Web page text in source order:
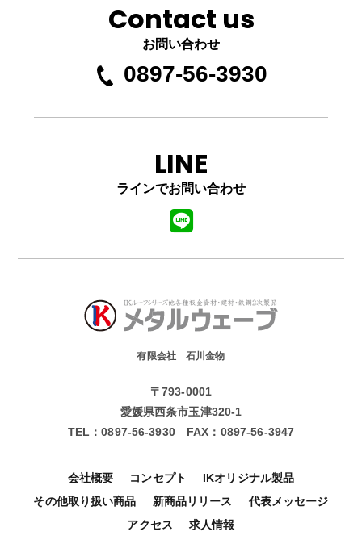
Contact us
お問い合わせ
0897-56-3930
LINE
ラインでお問い合わせ
有限会社 石川金物
〒793-0001
愛媛県西条市玉津320-1
TEL：0897-56-3930FAX： 0897-56-3947
会社概要 コンセプト
IKオリジナル製品
その他取り扱い商品
新商品リリース
代表メッセージ
アクセス
求人情報